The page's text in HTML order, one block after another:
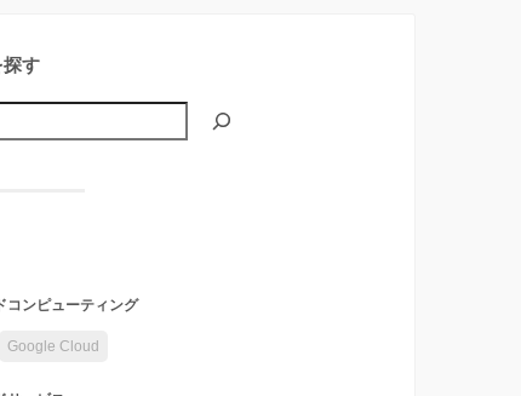
す
コンピューティング
Google Cloud